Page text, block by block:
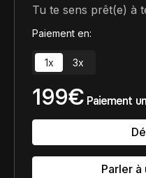
Tu te sens prêt(e) à
Paiement en:
1x 3x
199€ Paiement
Parler à